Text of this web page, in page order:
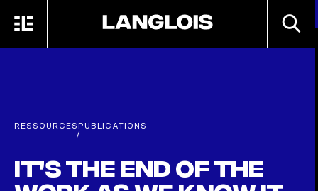
MENU
RESSOURCES
/
PUBLICATIONS
It’s the end of the